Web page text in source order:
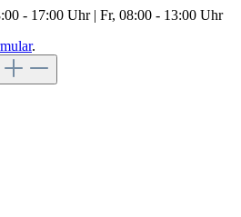
- 17:00 Uhr | Fr, 08:00 - 13:00 Uhr
.